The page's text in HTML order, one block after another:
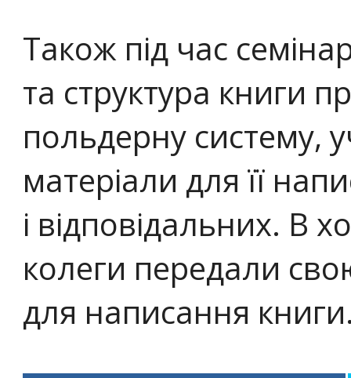
Також під час
та структура книги
польдерну систему,
матеріали для її
і відповідальних. В
колеги передали
для написання